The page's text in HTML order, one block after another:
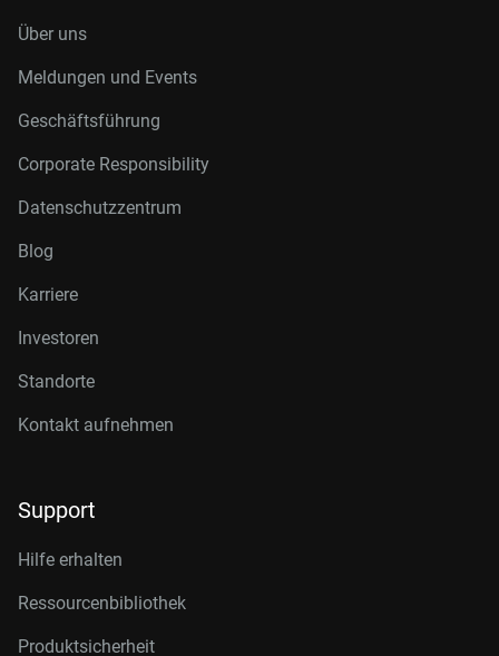
Über uns
Meldungen und Events
Geschäftsführung
Corporate Responsibility
Datenschutzzentrum
Blog
Karriere
Investoren
Standorte
Kontakt aufnehmen
Support
Hilfe erhalten
Ressourcenbibliothek
Produktsicherheit